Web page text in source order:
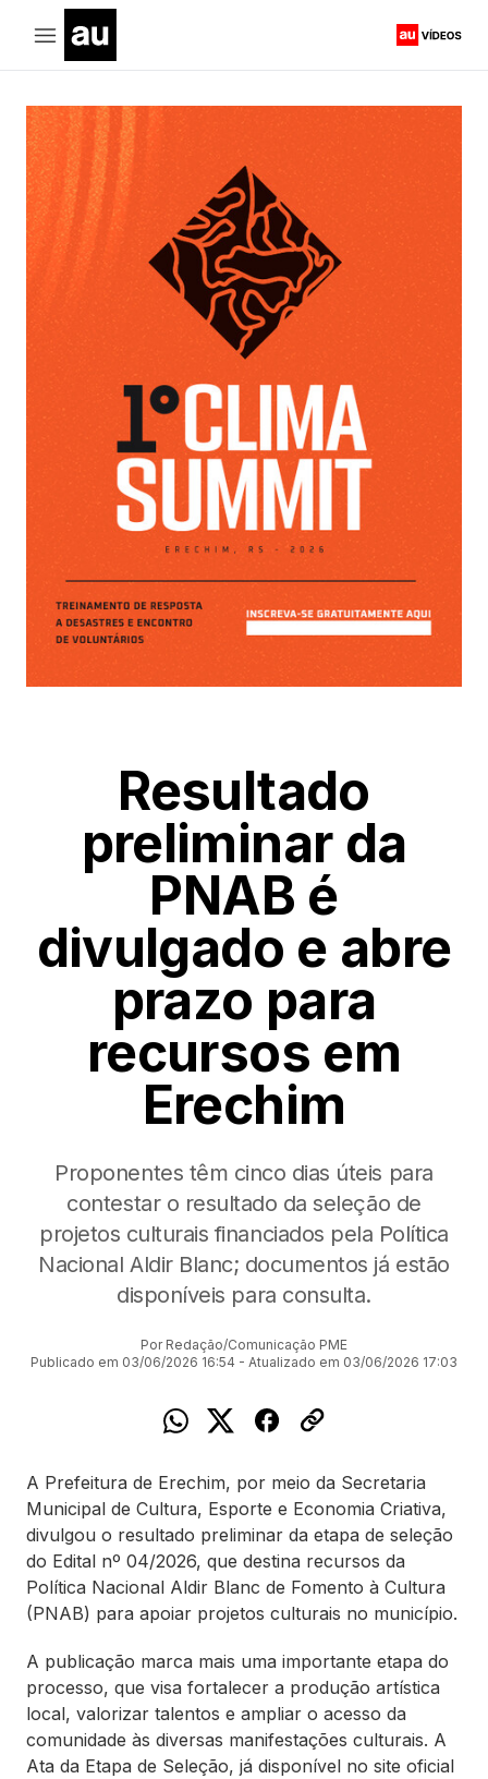
Resultado
preliminar da
PNAB é
divulgado e abre
prazo para
recursos em
Erechim
Proponentes têm cinco dias úteis para
contestar o resultado da seleção de
projetos culturais financiados pela Política
Nacional Aldir Blanc; documentos já estão
disponíveis para consulta.
Por Redação/Comunicação PME
Publicado em 03/06/2026 16:54 - Atualizado em 03/06/2026 17:03
A Prefeitura de Erechim, por meio da Secretaria
Municipal de Cultura, Esporte e Economia Criativa,
divulgou o resultado preliminar da etapa de seleção
do Edital nº 04/2026, que destina recursos da
Política Nacional Aldir Blanc de Fomento à Cultura
(PNAB) para apoiar projetos culturais no município.
A publicação marca mais uma importante etapa do
processo, que visa fortalecer a produção artística
local, valorizar talentos e ampliar o acesso da
comunidade às diversas manifestações culturais. A
Ata da Etapa de Seleção, já disponível no site oficial